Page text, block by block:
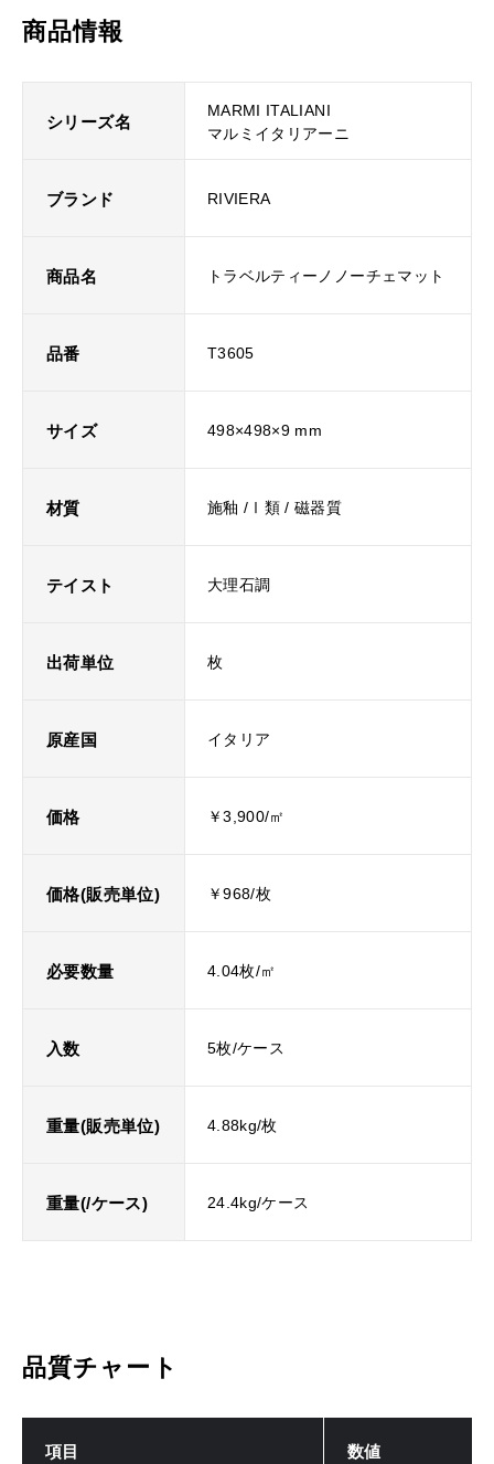
商品情報
シリーズ名
MARMI ITALIANI
マルミイタリアーニ
ブランド RIVIERA
商品名 トラベルティーノノーチェマット
品番 T3605
サイズ 498×498×9 mm
材質 施釉 /Ⅰ類 / 磁器質
テイスト 大理石調
出荷単位 枚
原産国 イタリア
価格 ￥3,900/㎡
価格(販売単位) ￥968/枚
必要数量 4.04枚/㎡
入数 5枚/ケース
重量(販売単位) 4.88kg/枚
重量(/ケース) 24.4kg/ケース
品質チャート
項目 数値